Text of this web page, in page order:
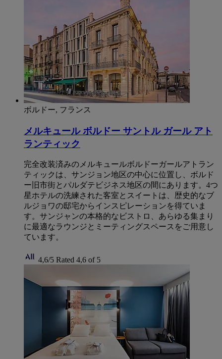
ボルドー, フランス
メルキュール ボルドー サントル ガール アト
ランティック
完全改装済みのメルキュールボルドーガールアトラン
ティックは、サンジョン地区の中心に位置し、ボルド
ー旧市街とパルダテビジネス地区の間にあります。4つ
星ホテルの洗練された客室とスイートは、歴史的なブ
ルジョワの邸宅からインスピレーションを得ていま
す。サンジャンの本格的なビストロ、あらゆる集まり
に最適なラウンジとミーティングスペースをご用意し
ています。
4,6/5 Rated 4,6 of 5